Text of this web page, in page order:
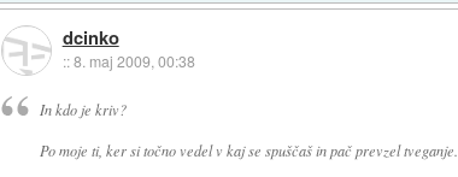
dcinko
::8. maj 2009, 00:38
In kdo je kriv?
Po moje ti, ker si točno vedel v kaj se spuščaš in pač prevzel tveganje.